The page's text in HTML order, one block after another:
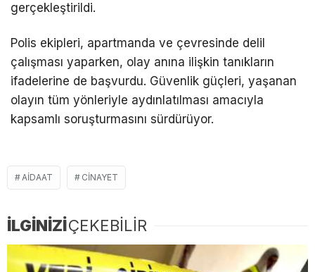
gerçekleştirildi.
Polis ekipleri, apartmanda ve çevresinde delil
çalışması yaparken, olay anına ilişkin tanıkların
ifadelerine de başvurdu. Güvenlik güçleri, yaşanan
olayın tüm yönleriyle aydınlatılması amacıyla
kapsamlı soruşturmasını sürdürüyor.
AIDAAT CINAYET
İLGİNİZİÇEKEBİLİR